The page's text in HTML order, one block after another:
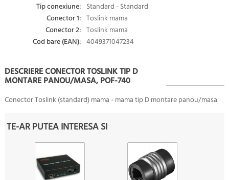
Tip conexiune: Standard - Standard
Conector 1: Toslink mama
Conector 2: Toslink mama
Cod bare (EAN): 4049371047234
DESCRIERE CONECTOR TOSLINK TIP D
MONTARE PANOU/MASA, POF-740
Conector Toslink (standard) mama - mama tip D montare panou/masa
TE-AR PUTEA INTERESA SI